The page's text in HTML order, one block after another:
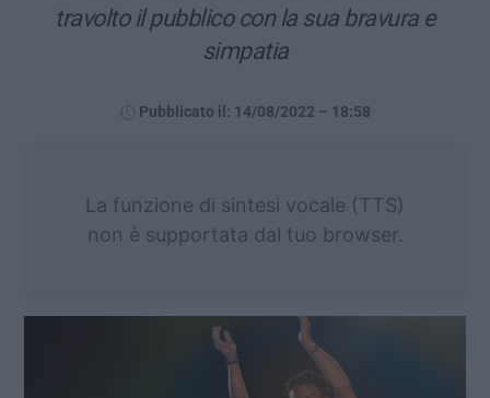
travolto il pubblico con la sua bravura e
simpatia
Pubblicato il: 14/08/2022 – 18:58
La funzione di sintesi vocale (TTS)
non è supportata dal tuo browser.